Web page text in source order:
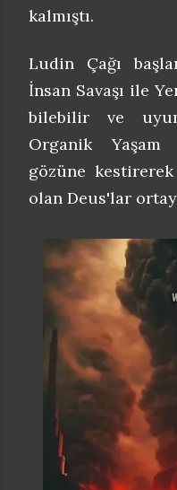
kalmıştı.
Ludin Çağı
İnsan Savaşı ile
bilebilir ve
Organik
gözüne
olan Deus'lar